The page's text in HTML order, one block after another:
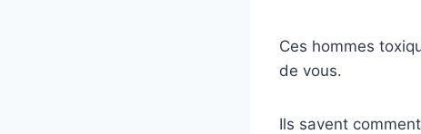
Ces hommes
de vous.
Ils savent